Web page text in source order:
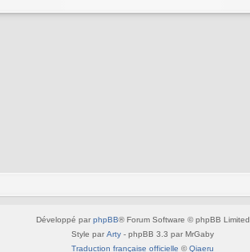
Développé par phpBB® Forum Software © phpBB Limited
Style par Arty - phpBB 3.3 par MrGaby
Traduction française officielle ©Qiaeru